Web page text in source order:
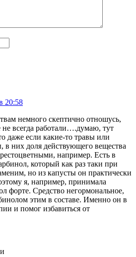
20:58
немного скептично отношусь,
всегда работали….думаю, тут
даже если какие-то травы или
в них доля действующего вещества
например. Есть в
который как раз таки при
но из капусты он практически
я, например, принимала
форте. Средство негормональное,
этим в составе. Именно он в
и помог избавиться от